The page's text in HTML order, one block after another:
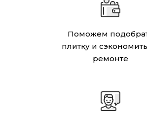
Поможем
плитку и
ремонте